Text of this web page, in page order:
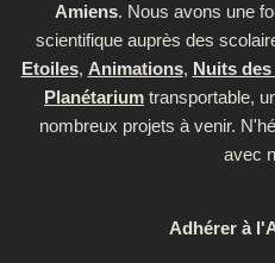
Amiens. Nous avons une
scientifique auprès des
Etoiles, Animations, Nuits
Planétarium transportable,
nombreux projets à venir.
avec
Adhérer à